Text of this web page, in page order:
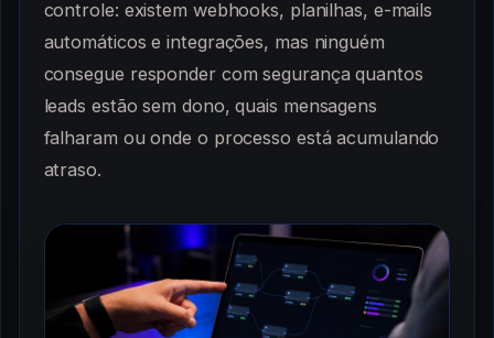
controle: existem webhooks, planilhas, e-mails
automáticos e integrações, mas ninguém
consegue responder com segurança quantos
leads estão sem dono, quais mensagens
falharam ou onde o processo está acumulando
atraso.